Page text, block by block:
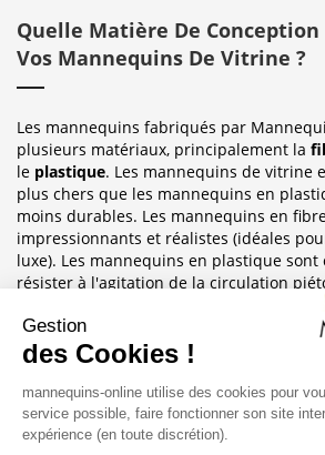
Quelle Matière De
Vos Mannequins De Vitrine ?
Les mannequins fabriqués par
plusieurs matériaux, principalement la
le plastique. Les mannequins de vitrine
plus chers que les mannequins en
moins durables. Les mannequins en
impressionnants et réalistes (idéales
luxe). Les mannequins en plastique
résister à l'agitation de la circulation
habituellement observée dans le
Sublimez Vos Boutiques,
Les mannequins sont idéales pour les